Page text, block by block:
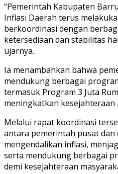
“Pemerintah Kabupaten
Inflasi Daerah terus
berkoordinasi dengan
ketersediaan dan stabilitas
ujarnya.
Ia menambahkan bahwa
mendukung berbagai
termasuk Program 3 Juta
meningkatkan kesejahteraan
Melalui rapat koordinasi
antara pemerintah pusat dan
mengendalikan inflasi,
serta mendukung berbagai
demi kesejahteraan